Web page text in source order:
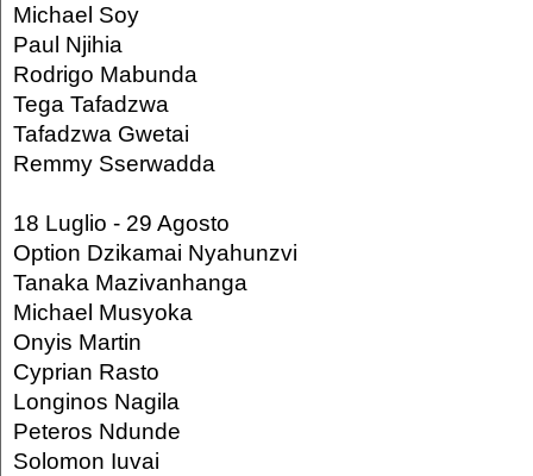
Michael Soy
Paul Njihia
Rodrigo Mabunda
Tega Tafadzwa
Tafadzwa Gwetai
Remmy Sserwadda
18 Luglio - 29 Agosto
Option Dzikamai Nyahunzvi
Tanaka Mazivanhanga
Michael Musyoka
Onyis Martin
Cyprian Rasto
Longinos Nagila
Peteros Ndunde
Solomon Iuvai